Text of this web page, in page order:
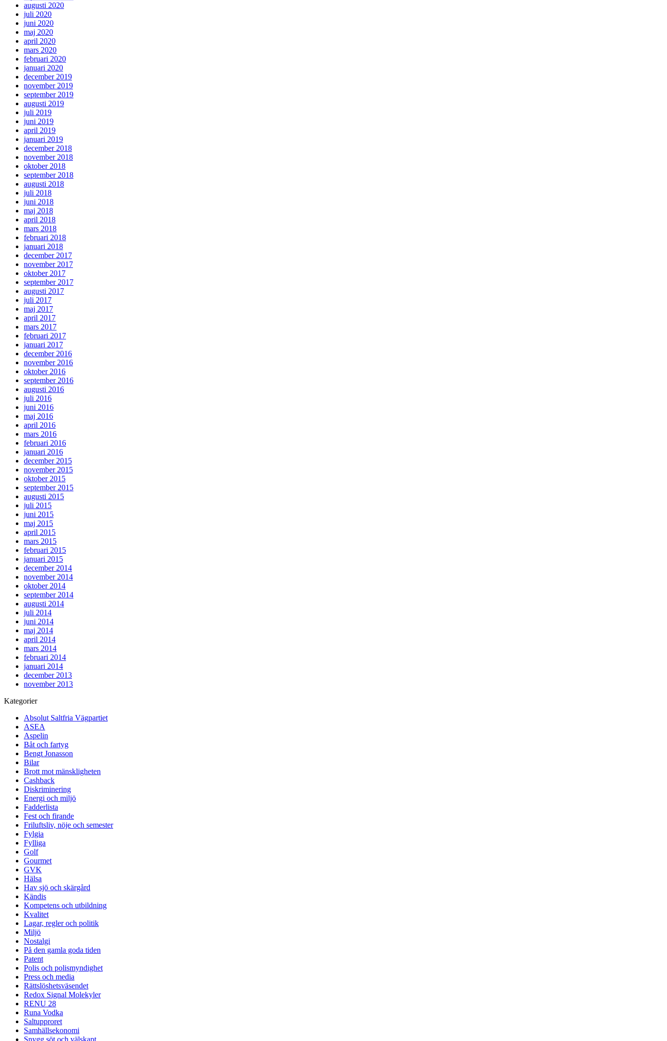
augusti 2020
juli 2020
juni 2020
maj 2020
april 2020
mars 2020
februari 2020
januari 2020
december 2019
november 2019
september 2019
augusti 2019
juli 2019
juni 2019
april 2019
januari 2019
december 2018
november 2018
oktober 2018
september 2018
augusti 2018
juli 2018
juni 2018
maj 2018
april 2018
mars 2018
februari 2018
januari 2018
december 2017
november 2017
oktober 2017
september 2017
augusti 2017
juli 2017
maj 2017
april 2017
mars 2017
februari 2017
januari 2017
december 2016
november 2016
oktober 2016
september 2016
augusti 2016
juli 2016
juni 2016
maj 2016
april 2016
mars 2016
februari 2016
januari 2016
december 2015
november 2015
oktober 2015
september 2015
augusti 2015
juli 2015
juni 2015
maj 2015
april 2015
mars 2015
februari 2015
januari 2015
december 2014
november 2014
oktober 2014
september 2014
augusti 2014
juli 2014
juni 2014
maj 2014
april 2014
mars 2014
februari 2014
januari 2014
december 2013
november 2013
Kategorier
Absolut Saltfria Vägpartiet
ASEA
Aspelin
Båt och fartyg
Bengt Jonasson
Bilar
Brott mot mänskligheten
Cashback
Diskriminering
Energi och miljö
Fadderlista
Fest och firande
Friluftsliv, nöje och semester
Fylgia
Fylliga
Golf
Gourmet
GVK
Hälsa
Hav sjö och skärgård
Kändis
Kompetens och utbildning
Kvalitet
Lagar, regler och politik
Miljö
Nostalgi
På den gamla goda tiden
Patent
Polis och polismyndighet
Press och media
Rättslöshetsväsendet
Redox Signal Molekyler
RENU 28
Runa Vodka
Saltupproret
Samhällsekonomi
Snygg söt och välskapt